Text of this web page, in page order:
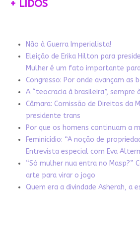
+ LIDOS
Não à Guerra Imperialista!
Eleição de Erika Hilton para
Mulher é um fato importante
Congresso: Por onde avançam as
A “teocracia à brasileira”, sempre
Câmara: Comissão de Direitos da
presidente trans
Por que os homens continuam a
Feminicídio: “A noção de
Entrevista especial com Eva
“Só mulher nua entra no Masp?”
arte para virar o jogo
Quem era a divindade Asherah, a